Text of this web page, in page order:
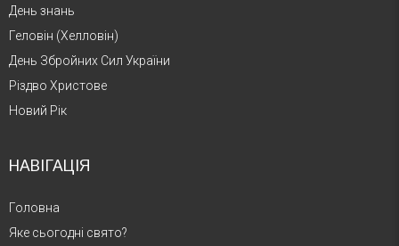
День знань
Геловін (Хелловін)
День Збройних Сил України
Різдво Христове
Новий Рік
НАВІГАЦІЯ
Головна
Яке сьогодні свято?